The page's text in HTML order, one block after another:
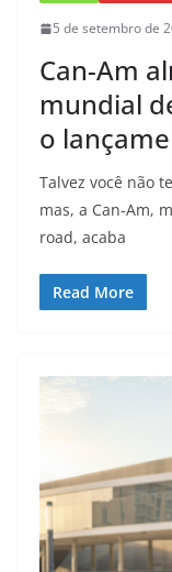
5 de setembro de
Can-Am
mundial
o
Talvez você não
mas, a Can-Am,
road, acaba
Read More